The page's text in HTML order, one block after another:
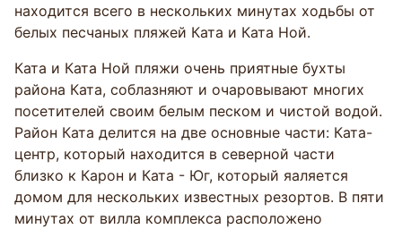
находится всего в нескольких минутах ходьбы от
белых песчаных пляжей Ката и Ката Ной.
Ката и Ката Ной пляжи очень приятные бухты
района Ката, соблазняют и очаровывают многих
посетителей своим белым песком и чистой водой.
Район Ката делится на две основные части: Ката-
центр, который находится в северной части
близко к Карон и Ката - Юг, который яаляется
домом для нескольких известных резортов. В пяти
минутах от вилла комплекса расположено